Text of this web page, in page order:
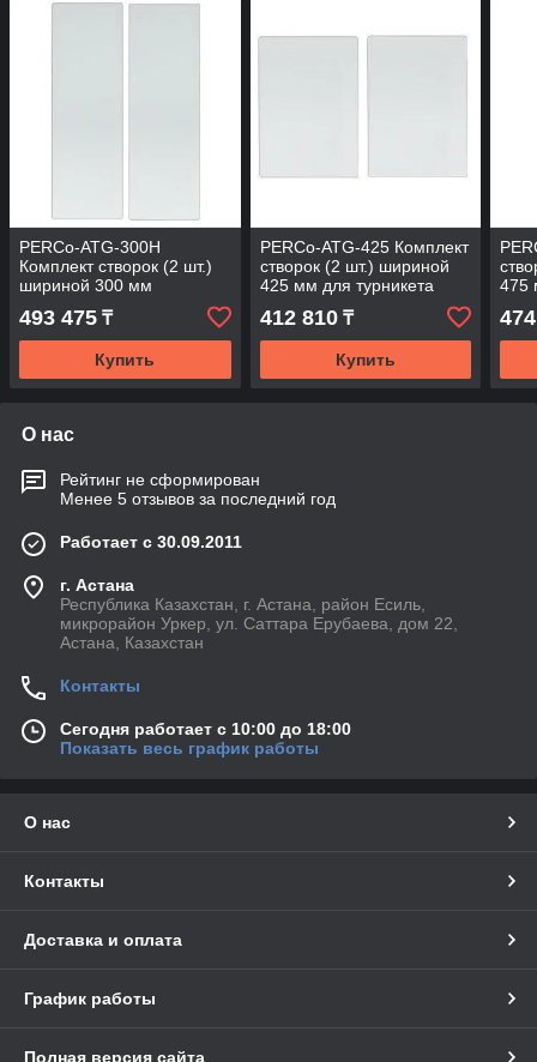
PERCo-ATG-300H
Комплект створок (2 шт.)
шириной 300 мм
увеличенной высоты
(1300мм) для турникета
«Скоростной
493 475 ₸
Купить
PERCo-ATG-425 Комплект
створок (2 шт.) шириной
425 мм для турникета
«Скоростной проход»
PERCo-ST-01
412 810₸
Купить
475
О нас
Рейтинг не сформирован
Менее 5 отзывов за последний год
Работает с 30.09.2011
г. Астана
Республика Казахстан, г. Астана, район Есиль,
микрорайон Уркер, ул. Саттара Ерубаева, дом 22,
Астана, Казахстан
Контакты
Сегодня работает с 10:00 до 18:00
Показать весь график работы
О нас
Контакты
Доставка и оплата
График работы
Полная версия сайта